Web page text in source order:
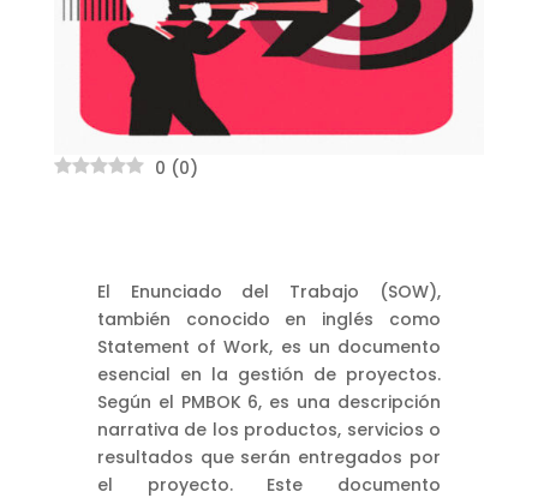
0 (0)
El Enunciado del Trabajo (SOW),
también conocido en inglés como
Statement of Work, es un documento
esencial en la gestión de proyectos.
Según el PMBOK 6, es una descripción
narrativa de los productos, servicios o
resultados que serán entregados por
el proyecto. Este documento